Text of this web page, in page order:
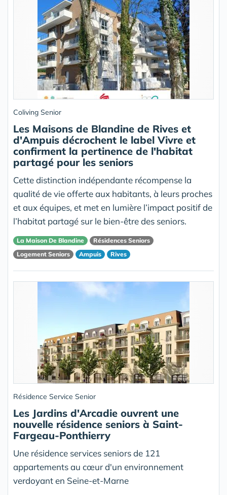
Coliving Senior
Les Maisons de Blandine de Rives et
d'Ampuis décrochent le label Vivre et
confirment la pertinence de l'habitat
partagé pour les seniors
Cette distinction indépendante récompense la
qualité de vie offerte aux habitants, à leurs proches
et aux équipes, et met en lumière l’impact positif de
l’habitat partagé sur le bien-être des seniors.
La Maison De Blandine
Résidences Seniors
Logement Seniors
Ampuis Rives
Résidence Service Senior
Les Jardins d'Arcadie ouvrent une
nouvelle résidence seniors à Saint-
Fargeau-Ponthierry
Une résidence services seniors de 121
appartements au cœur d'un environnement
verdoyant en Seine-et-Marne